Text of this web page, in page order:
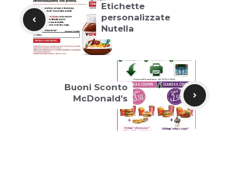
Etichette
personalizzate
Nutella
Buoni Sconto
McDonald’s